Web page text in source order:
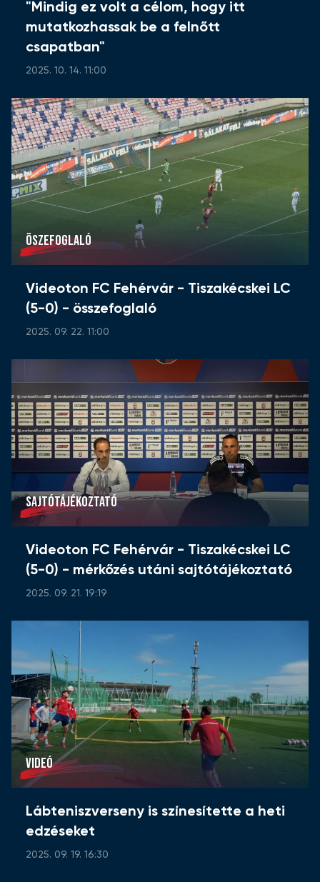
"Mindig ez volt a célom, hogy itt
mutatkozhassak be a felnőtt
csapatban"
2025. 10. 14. 11:00
ÖSZEFOGLALÓ
Videoton FC Fehérvár - Tiszakécskei LC
(5-0) - összefoglaló
2025. 09. 22. 11:00
SAJTÓTÁJÉKOZTATÓ
Videoton FC Fehérvár - Tiszakécskei LC
(5-0) - mérkőzés utáni sajtótájékoztató
2025. 09. 21. 19:19
VIDEÓ
Lábteniszverseny is színesítette a heti
edzéseket
2025. 09. 19. 16:30